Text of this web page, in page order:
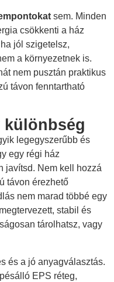
sem. Minden
csökkenti a ház
jól szigetelsz,
a környezetnek is.
nem pusztán praktikus
távon fenntartható
különbség
legegyszerűbb és
egy régi ház
javítsd. Nem kell hozzá
távon érezhető
nem marad többé egy
stabil és
tárolhatsz, vagy
és a jó anyagválasztás.
EPS réteg,